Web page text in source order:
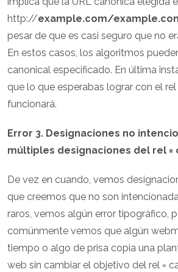
http://example.com/
pesar de que es casi seguro que no
En estos casos, los algoritmos
canonical especificado. En última
que lo que esperabas lograr con el
funcionará.
Error 3. Designaciones no
múltiples designaciones del rel =
De vez en cuando, vemos
que creemos que no son
raros, vemos algún error tipográfico,
comúnmente vemos que algún
tiempo o algo de prisa copia una
web sin cambiar el objetivo del rel =